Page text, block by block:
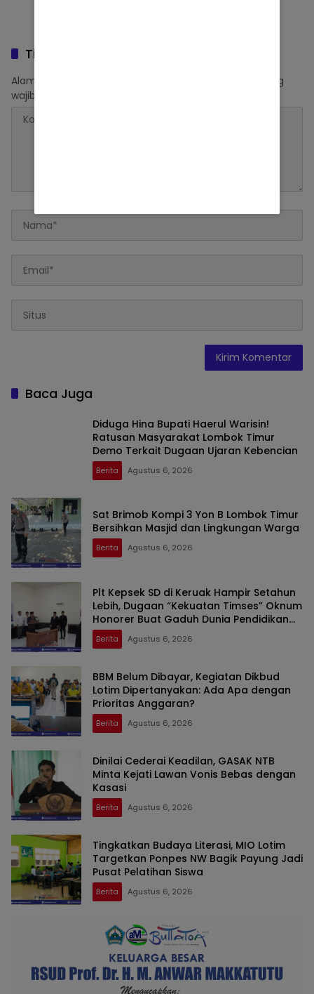
Tinggalkan Balasan
Alamat email Anda tidak akan dipublikasikan.
Ruas yang
wajib ditandai
Baca Juga
Diduga Hina Bupati Haerul Warisin!
Ratusan Masyarakat Lombok Timur
Demo Terkait Dugaan Ujaran Kebencian
Berita Agustus 6, 2026
Sat Brimob Kompi 3 Yon B Lombok Timur
Bersihkan Masjid dan Lingkungan Warga
Berita Agustus 6, 2026
Plt Kepsek SD di Keruak Hampir Setahun
Lebih, Dugaan “Kekuatan Timses” Oknum
Honorer Buat Gaduh Dunia Pendidikan
Tata Kelola Dikbud Lotim Dipertanyakan
Berita Agustus 6, 2026
BBM Belum Dibayar, Kegiatan Dikbud
Lotim Dipertanyakan: Ada Apa dengan
Prioritas Anggaran?
Berita Agustus 6, 2026
Dinilai Cederai Keadilan, GASAK NTB
Minta Kejati Lawan Vonis Bebas dengan
Kasasi
Berita Agustus 6, 2026
Tingkatkan Budaya Literasi, MIO Lotim
Targetkan Ponpes NW Bagik Payung Jadi
Pusat Pelatihan Siswa
Berita Agustus 6, 2026